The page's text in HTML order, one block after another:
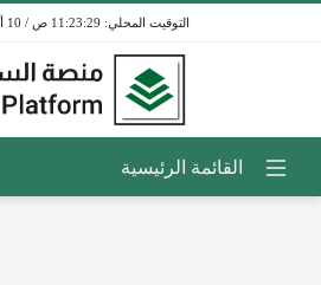
11:23:29 ص / 10 أغسطس 2026